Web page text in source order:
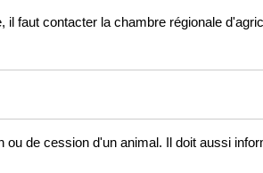
faut contacter la chambre régionale
de cession d'un animal. Il doit aussi